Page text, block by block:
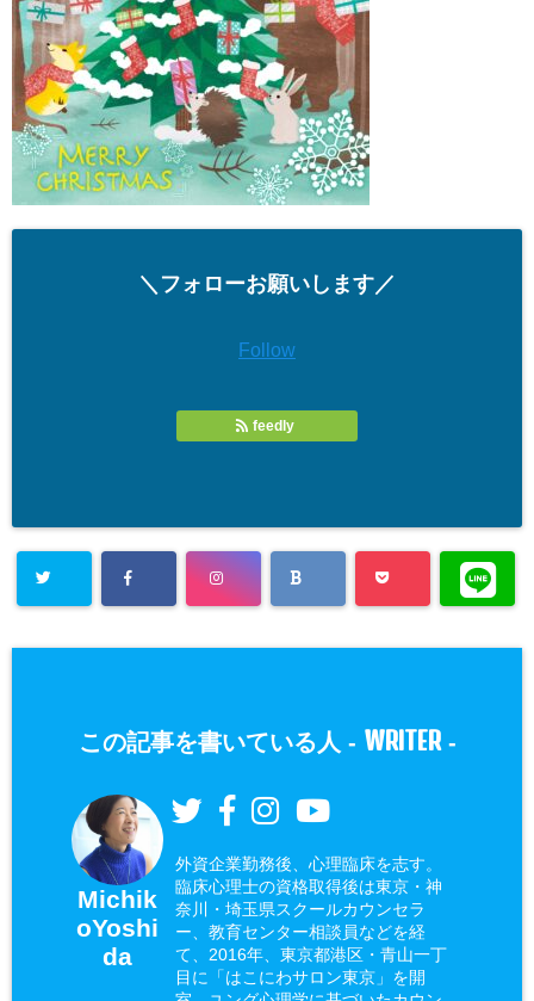
＼フォローお願いします／
Follow
feedly
この記事を書いている人 - WRITER-
Michik
oYoshi
da
外資企業勤務後、心理臨床を志す。
臨床心理士の資格取得後は東京・神
奈川・埼玉県スクールカウンセラ
ー、教育センター相談員などを経
て、2016年、東京都港区・青山一丁
目に「はこにわサロン東京」を開